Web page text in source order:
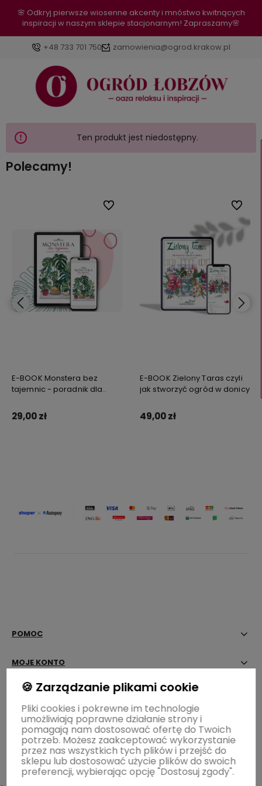
🌸 Odkryj pierwsze wiosenne akcenty i mnóstwo kwitnących
inspiracji w naszym sklepie stacjonarnym! Zapraszamy🌸
+48 733 701 750 zamowienia@ogrod.krakow.pl
Ten produkt jest niedostępny.
Polecamy!
E-BOOK Monstera bez
tajemnic - poradnik dla
tylko!
29,00 zł
Do ulubionych
E-BOOK Zielony Taras czyli
jak stworzyć ogród w donicy
49,00 zł
Do
POMOC
MOJE KONTO
PŁATNOŚCI I DOSTAWA
INFORMACJE
OGRÓD ŁOBZÓW
🍪 Zarządzanie plikami cookie
Pliki cookies i pokrewne im technologie
umożliwiają poprawne działanie strony i
pomagają nam dostosować ofertę do Twoich
potrzeb. Możesz zaakceptować wykorzystanie
przez nas wszystkich tych plików i przejść do
sklepu lub dostosować użycie plików do swoich
preferencji, wybierając opcję "Dostosuj zgody".